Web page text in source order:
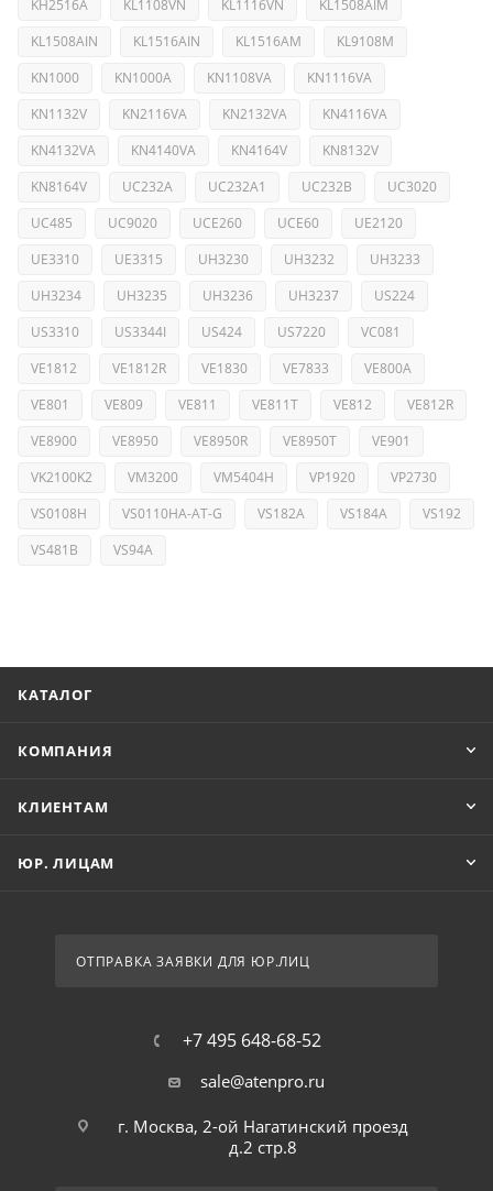
KH2516A
KL1108VN KL1116VN
KL1508AIM
KL1508AIN
KL1516AIN KL1516AM
KL9108M
KN1000
KN1000A KN1108VA
KN1116VA
KN1132V
KN2116VA KN2132VA
KN4116VA
KN4132VA
KN4140VA KN4164V
KN8132V
KN8164V
UC232A UC232A1 UC232B
UC3020
UC485
UC9020 UCE260 UCE60
UE2120
UE3310
UE3315 UH3230 UH3232
UH3233
UH3234
UH3235 UH3236 UH3237
US224
US3310
US3344I US424 US7220
VC081
VE1812
VE1812R VE1830 VE7833
VE800A
VE801
VE809 VE811 VE811T VE812
VE812R
VE8900
VE8950 VE8950R VE8950T
VE901
VK2100K2
VM3200 VM5404H VP1920
VP2730
VS0108H
VS0110HA-AT-G VS182A VS184A
VS192
VS481B
VS94A
КАТАЛОГ
КОМПАНИЯ
КЛИЕНТАМ
ЮР. ЛИЦАМ
ОТПРАВКА ЗАЯВКИ ДЛЯ ЮР.ЛИЦ
+7 495 648-68-52
sale@atenpro.ru
г. Москва, 2-ой Нагатинский проезд
д.2 стр.8